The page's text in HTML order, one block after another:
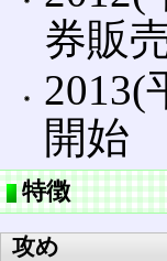
券販
2013(
開始
特徴
攻め